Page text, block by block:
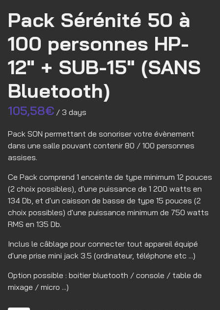
Pack Sérénité 50 à
100 personnes HP-
12" + SUB-15" (SANS
Bluetooth)
/
Pack SON permettant de sonoriser votre évènement
dans une salle pouvant contenir 80 / 100 personnes
assises.
Ce Pack comprend 1 enceinte de type minimum 12 pouces
(2 choix possibles), d'une puissance de 1 200 watts en
134 Db, et d'un caisson de basse de type 15 pouces (2
choix possibles) d'une puissance minimum de 750 watts
RMS en 135 Db.
Inclus le câblage pour connecter tout appareil équipé
d'une prise mini jack 3.5 (ordinateur, téléphone etc ...)
Option possible : boitier bluetooth / console / table de
mixage / micro ...)